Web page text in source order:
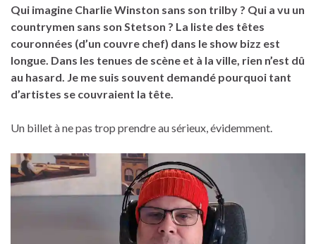
Qui imagine Charlie Winston sans son trilby ? Qui a vu un
countrymen sans son Stetson ? La liste des têtes
couronnées (d’un couvre chef) dans le show bizz est
longue. Dans les tenues de scène et à la ville, rien n’est dû
au hasard. Je me suis souvent demandé pourquoi tant
d’artistes se couvraient la tête.
Un billet à ne pas trop prendre au sérieux, évidemment.